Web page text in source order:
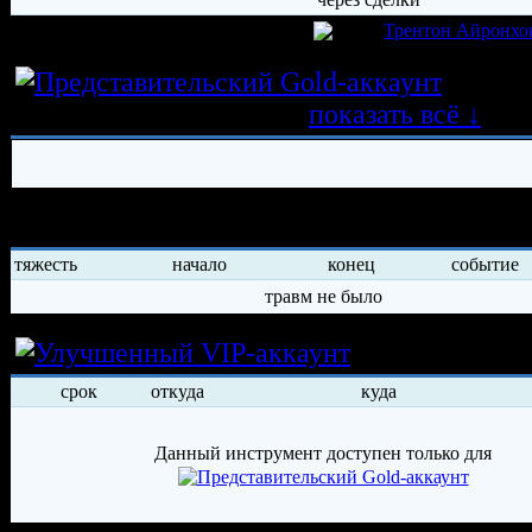
Трентон
показать всё ↓
тяжесть начало конец
событие
травм не было
Условия
срок откуда куда
Данный инструмент доступен только для